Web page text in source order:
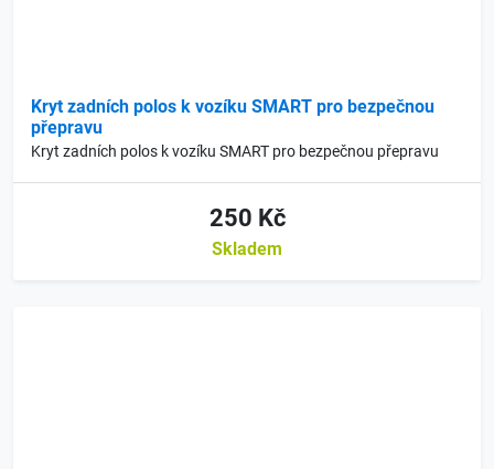
Kryt zadních polos k vozíku SMART pro bezpečnou
přepravu
Kryt zadních polos k vozíku SMART pro bezpečnou přepravu
250 Kč
Skladem